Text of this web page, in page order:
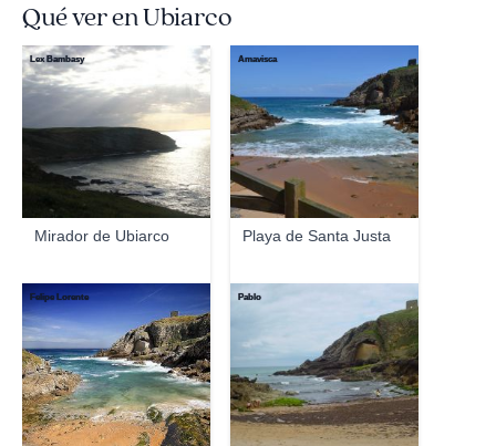
Qué ver en Ubiarco
Mirador de Ubiarco
Lex Bambasy
Playa de Santa Justa
Amavisca
Felipe Lorente Pablo